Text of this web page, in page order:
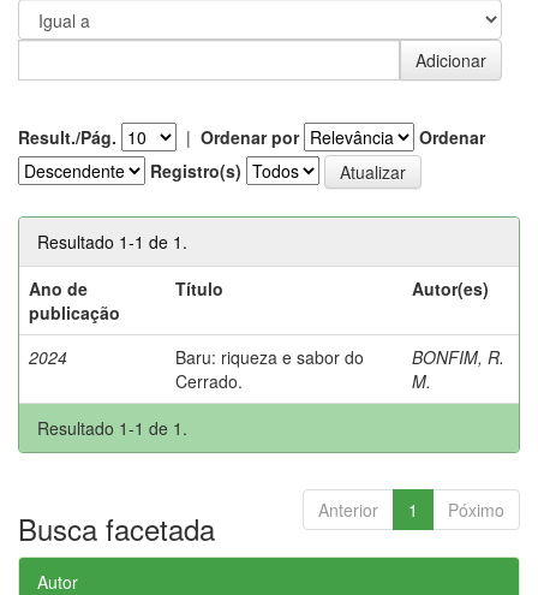
Result./Pág. | Ordenar por
Ordenar
Registro(s)
Resultado 1-1 de 1.
Ano de
publicação
Título Autor(es)
2024
Baru: riqueza e sabor do
Cerrado.
BONFIM, R.
M.
Resultado 1-1 de 1.
Anterior 1 Póximo
Busca facetada
Autor